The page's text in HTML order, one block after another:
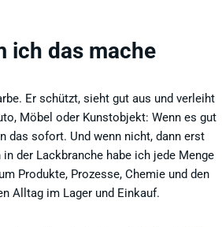
ich das mache
Er schützt, sieht gut aus und verleiht
Möbel oder Kunstobjekt: Wenn es gut
das sofort. Und wenn nicht, dann erst
der Lackbranche habe ich jede Menge
Produkte, Prozesse, Chemie und den
Alltag im Lager und Einkauf.